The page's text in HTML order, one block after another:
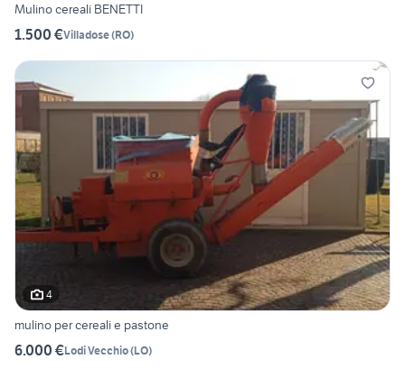
Mulino cereali BENETTI
1.500 €Villadose(RO)
4
mulino per cereali e pastone
6.000 €Lodi Vecchio(LO)